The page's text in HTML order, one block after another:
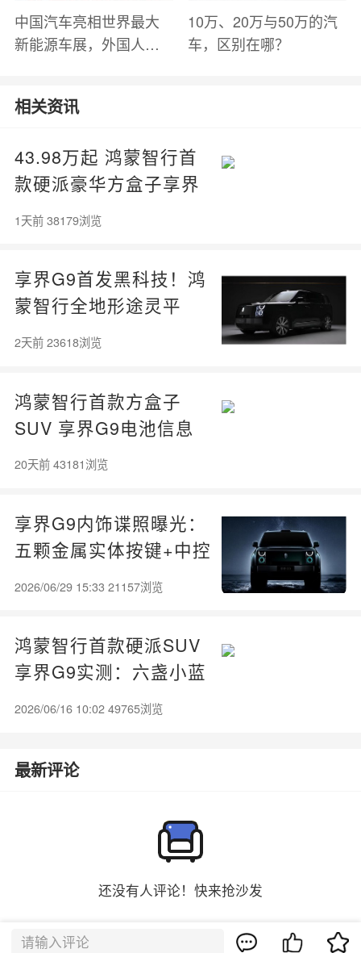
中国汽车亮相世界最大
新能源车展，外国人怎
10万、20万与50万的汽
车，区别在哪？
相关资讯
43.98万起 鸿蒙智行首
款硬派豪华方盒子享界
G9预售
1天前 38179浏览
享界G9首发黑科技！鸿
蒙智行全地形途灵平
台：80km/h过冻土飞坡
2天前 23618浏览
鸿蒙智行首款方盒子
SUV 享界G9电池信息
公布：纯电120度
20天前 43181浏览
享界G9内饰谍照曝光：
五颗金属实体按键+中控
2026/06/29 15:33 21157浏览
鸿蒙智行首款硬派SUV
享界G9实测：六盏小蓝
灯全点亮
2026/06/16 10:02 49765浏览
最新评论
还没有人评论！快来抢沙发
请输入评论